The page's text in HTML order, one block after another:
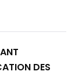
DES